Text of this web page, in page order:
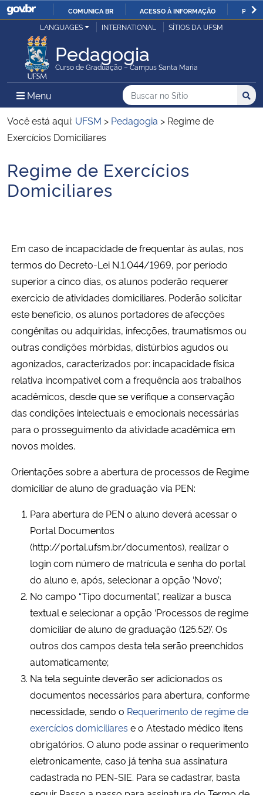
IR
O
COMUNICA BR ACESSO À INFORMAÇÃO
Ministério da Justiça e Segurança Pública
Ministério da Defesa
Ministério das Relações Exteriores
Ministério da Infraestrutura
Ministério da Saúde
Ministério de Minas e Energia
Ministério da Ciência, Tecnologia, Inovações e Comunicações
Ministério do Meio Ambiente
Ministério do Turismo
Controladoria-Geral da União
Secretaria-Geral
Secretaria de Governo
Gabinete de Segurança Institucional
Advocacia-Geral da União
Banco Central do Brasil
LANGUAGES INTERNATIONAL SÍTIOS DA UFSM
Pedagogia
Curso de Graduação – Campus Santa Maria
Menu Menu Principal do Sítio
Busca
Buscar no no Sítio
Busca:
Você está aqui: UFSM > Pedagogia > Regime de
Exercícios Domiciliares
Início do conteúdo
Regime de Exercícios
Domiciliares
Em caso de incapacidade de frequentar às aulas, nos
termos do Decreto-Lei N.1.044/1969, por período
superior a cinco dias, os alunos poderão requerer
exercício de atividades domiciliares. Poderão solicitar
este benefício, os alunos portadores de afecções
congênitas ou adquiridas, infecções, traumatismos ou
outras condições mórbidas, distúrbios agudos ou
agonizados, caracterizados por: incapacidade física
relativa incompatível com a frequência aos trabalhos
acadêmicos, desde que se verifique a conservação
das condições intelectuais e emocionais necessárias
para o prosseguimento da atividade acadêmica em
novos moldes.
Orientações sobre a abertura de processos de Regime
domiciliar de aluno de graduação via PEN:
Para abertura de PEN o aluno deverá acessar o
Portal Documentos
(http://portal.ufsm.br/documentos), realizar o
login com número de matrícula e senha do portal
do aluno e, após, selecionar a opção ‘Novo’;
No campo “Tipo documental”, realizar a busca
textual e selecionar a opção ‘Processos de regime
domiciliar de aluno de graduação (125.52)’. Os
outros dos campos desta tela serão preenchidos
automaticamente;
Na tela seguinte deverão ser adicionados os
documentos necessários para abertura, conforme
necessidade, sendo o Requerimento de regime de
exercícios domiciliares e o Atestado médico itens
obrigatórios. O aluno pode assinar o requerimento
eletronicamente, caso já tenha sua assinatura
cadastrada no PEN-SIE. Para se cadastrar, basta